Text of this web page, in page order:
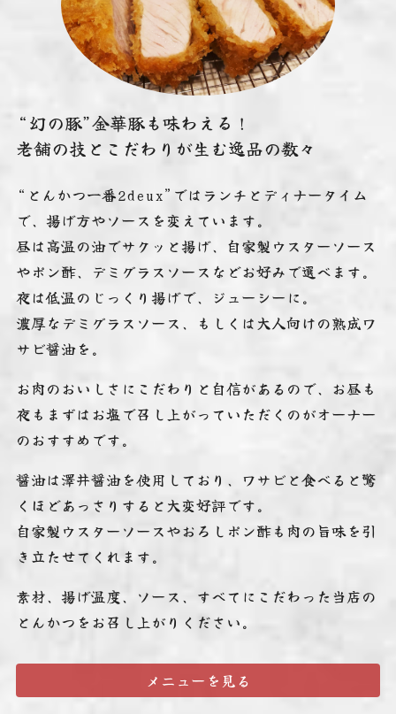
“幻の豚”金華豚も味わえる！
老舗の技とこだわりが生む逸品の数々
“とんかつ一番2deux”ではランチとディナータイム
で、揚げ方やソースを変えています。
昼は高温の油でサクッと揚げ、自家製ウスターソース
やポン酢、デミグラスソースなどお好みで選べます。
夜は低温のじっくり揚げで、ジューシーに。
濃厚なデミグラスソース、もしくは大人向けの熟成ワ
サビ醤油を。
お肉のおいしさにこだわりと自信があるので、お昼も
夜もまずはお塩で召し上がっていただくのがオーナー
のおすすめです。
醤油は澤井醤油を使用しており、ワサビと食べると驚
くほどあっさりすると大変好評です。
自家製ウスターソースやおろしポン酢も肉の旨味を引
き立たせてくれます。
素材、揚げ温度、ソース、すべてにこだわった当店の
とんかつをお召し上がりください。
メニューを見る